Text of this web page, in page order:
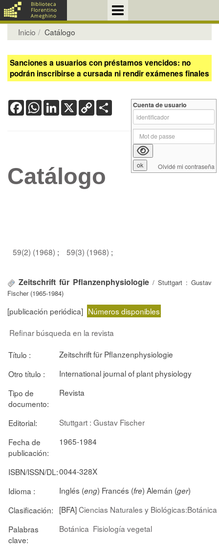
Inicio Catálogo
Sanciones a usuarios con préstamos vencidos: no
podrán inscribirse a cursada ni rendir exámenes finales
FacebookWhatsApp
LinkedIn
X Copy
Link
Catálogo
59(2) (1968) ; 59(3) (1968) ;
Zeitschrift für Pflanzenphysiologie / Stuttgart : Gustav
Fischer (1965-1984)
[publicación periódica] Números disponibles
Refinar búsqueda en la revista
Título :
Zeitschrift für Pflanzenphysiologie
Otro título :
International journal of plant physiology
Tipo de
documento:
Revista
Editorial:
Stuttgart : Gustav Fischer
Fecha de
publicación:
1965-1984
ISBN/ISSN/DL:0044-328X
Idioma :
Inglés (eng) Francés (fre) Alemán (ger)
Clasificación:
[BFA]Ciencias Naturales y Biológicas:Botánica
Palabras
clave:
Botánica Fisiología vegetal
Cuenta de usuario
Olvidé mi contraseña